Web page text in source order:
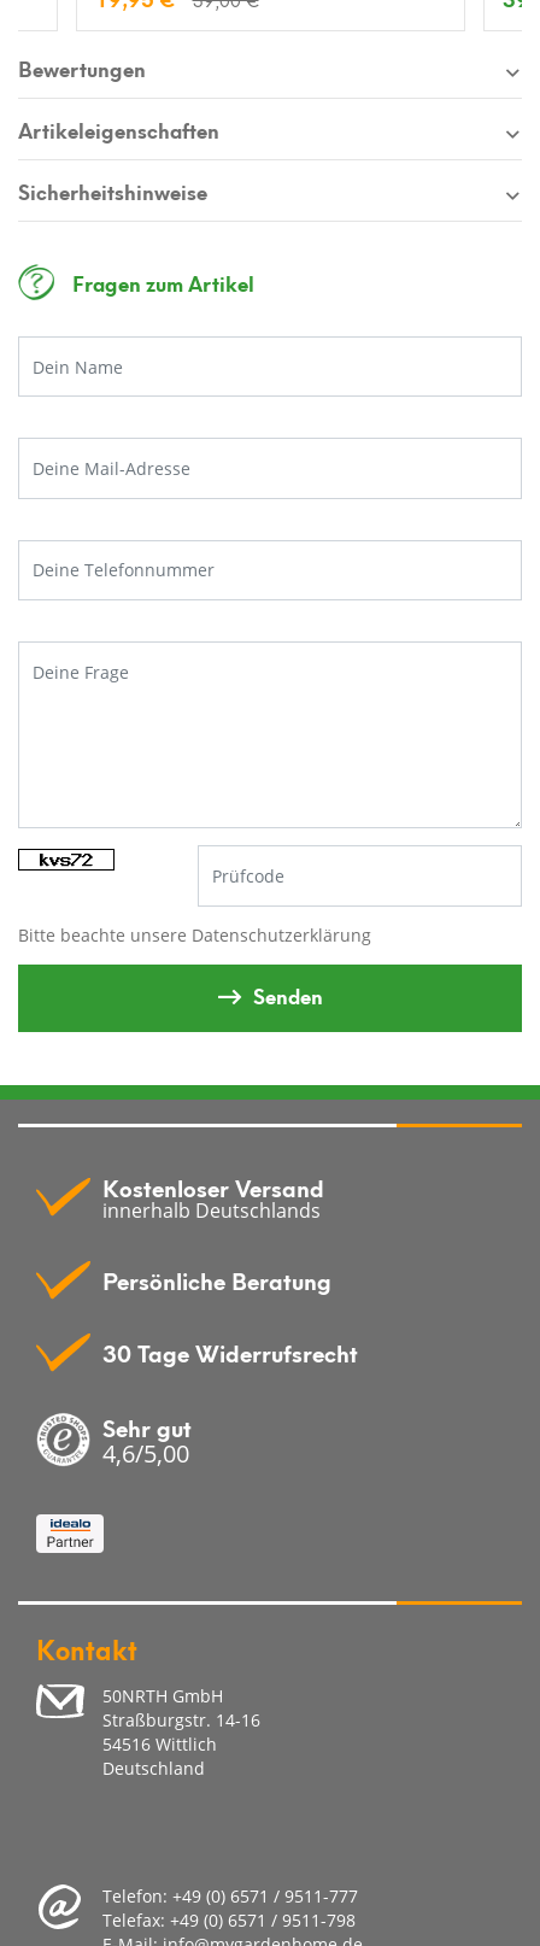
Bewertungen
Artikeleigenschaften
Sicherheitshinweise
Fragen zum Artikel
Bitte beachte unsere Datenschutzerklärung
Senden
Kostenloser Versand
innerhalb Deutschlands
Persönliche Beratung
30 Tage Widerrufsrecht
Sehr gut
4,6/5,00
Kontakt
50NRTH GmbH
Straßburgstr. 14-16
54516 Wittlich
Deutschland
Telefon: +49 (0) 6571 / 9511-777
Telefax: +49 (0) 6571 / 9511-798